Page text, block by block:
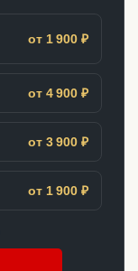
от 1 900 ₽
от 4 900 ₽
от 3 900 ₽
от 1 900 ₽